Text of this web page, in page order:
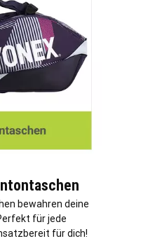
bewahren deine
für jede
für dich!